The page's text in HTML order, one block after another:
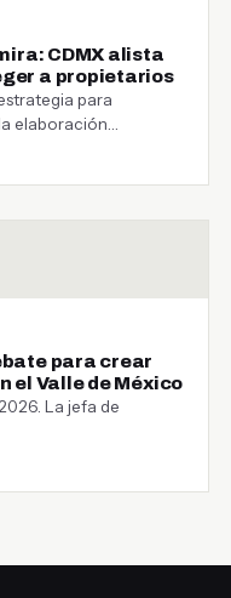
CDMX alista
a propietarios
para
elaboración…
para crear
el Valle de México
La jefa de